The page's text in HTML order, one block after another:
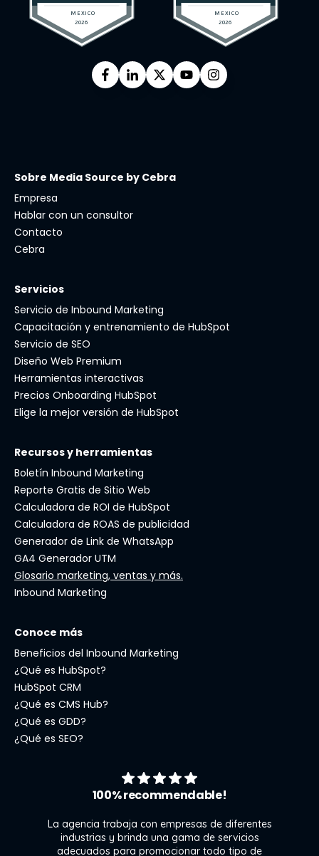
Sobre Media Source by Cebra
Empresa
Hablar con un consultor
Contacto
Cebra
Servicios
Servicio de Inbound Marketing
Capacitación y entrenamiento de HubSpot
Servicio de SEO
Diseño Web Premium
Herramientas interactivas
Precios Onboarding HubSpot
Elige la mejor versión de HubSpot
Recursos y herramientas
Boletín Inbound Marketing
Reporte Gratis de Sitio Web
Calculadora de ROI de HubSpot
Calculadora de ROAS de publicidad
Generador de Link de WhatsApp
GA4 Generador UTM
Glosario marketing, ventas y más.
Inbound Marketing
Conoce más
Beneficios del Inbound Marketing
¿Qué es HubSpot?
HubSpot CRM
¿Qué es CMS Hub?
¿Qué es GDD?
¿Qué es SEO?
100% recommendable!
La agencia trabaja con empresas de diferentes
industrias y brinda una gama de servicios
adecuados para promocionar todo tipo de